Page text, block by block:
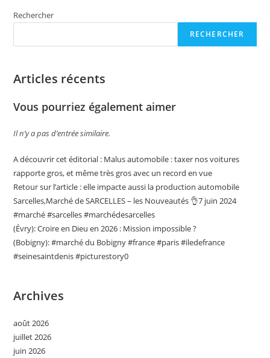
Rechercher
RECHERCHER
Articles récents
Vous pourriez également aimer
Il n’y a pas d’entrée similaire.
A découvrir cet éditorial : Malus automobile : taxer nos voitures
rapporte gros, et même très gros avec un record en vue
Retour sur l’article : elle impacte aussi la production automobile
Sarcelles,Marché de SARCELLES – les Nouveautés 👌7 juin 2024
#marché #sarcelles #marchédesarcelles
(Évry): Croire en Dieu en 2026 : Mission impossible ?
(Bobigny): #marché du Bobigny #france #paris #iledefrance
#seinesaintdenis #picturestory0
Archives
août 2026
juillet 2026
juin 2026